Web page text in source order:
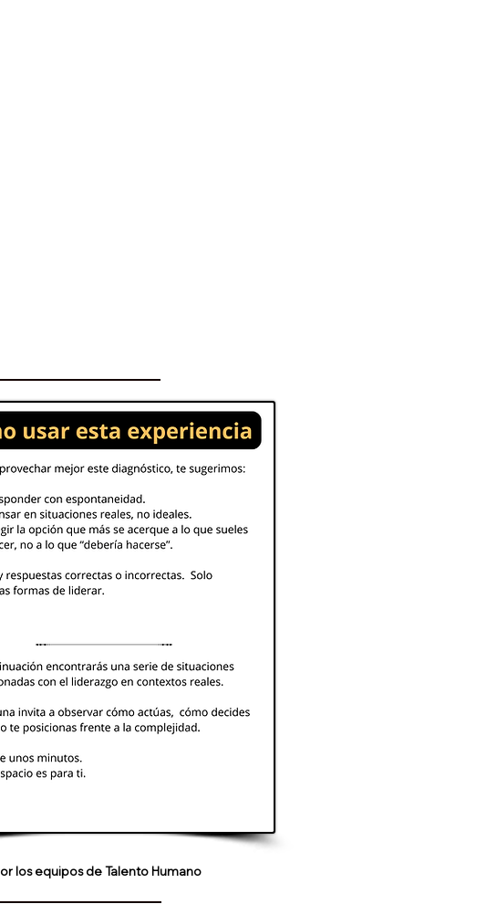
los equipos de Talento Humano